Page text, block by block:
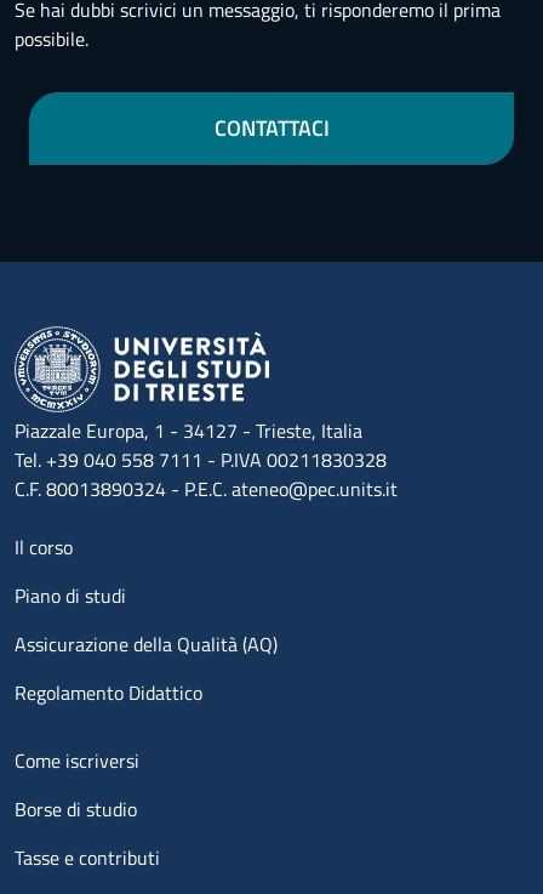
Se hai dubbi scrivici un messaggio, ti risponderemo il prima
possibile.
CONTATTACI
Piazzale Europa, 1 - 34127 - Trieste, Italia
Tel. +39 040 558 7111 - P.IVA 00211830328
C.F. 80013890324 - P.E.C. ateneo@pec.units.it
Menu footer 1
Il corso
Piano di studi
Assicurazione della Qualità (AQ)
Regolamento Didattico
Menu footer 2
Come iscriversi
Borse di studio
Tasse e contributi